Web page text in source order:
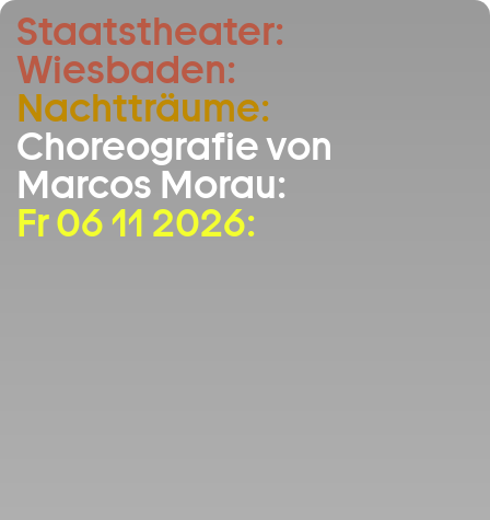
Zum Hauptinhalt springen
Zum Footer springen
Staatstheater:
Wiesbaden:
Nachtträume:
Choreografie von
Marcos Morau:
Fr 06 11 2026: